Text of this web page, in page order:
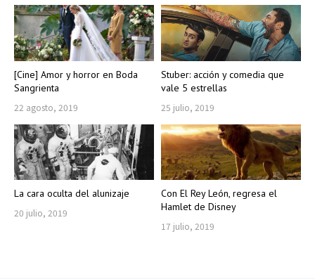
[Cine] Amor y horror en Boda
Sangrienta
22 agosto, 2019
Stuber: acción y comedia que
vale 5 estrellas
25 julio, 2019
La cara oculta del alunizaje
20 julio, 2019
Con El Rey León, regresa el
Hamlet de Disney
17 julio, 2019